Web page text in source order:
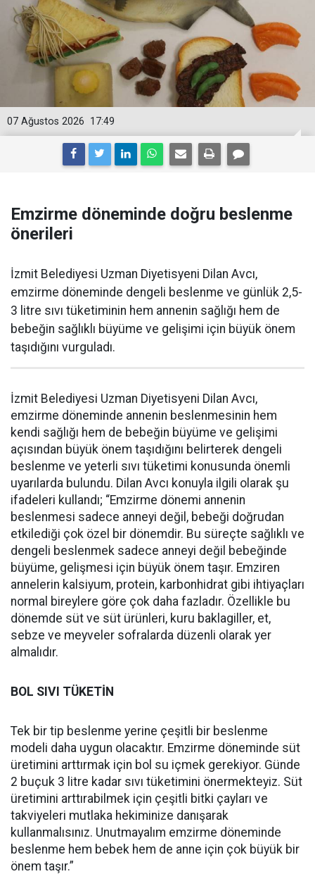
17:49
07 Ağustos 2026
Emzirme döneminde doğru beslenme
önerileri
İzmit Belediyesi Uzman Diyetisyeni Dilan Avcı,
emzirme döneminde dengeli beslenme ve günlük 2,5-
3 litre sıvı tüketiminin hem annenin sağlığı hem de
bebeğin sağlıklı büyüme ve gelişimi için büyük önem
taşıdığını vurguladı.
İzmit Belediyesi Uzman Diyetisyeni Dilan Avcı,
emzirme döneminde annenin beslenmesinin hem
kendi sağlığı hem de bebeğin büyüme ve gelişimi
açısından büyük önem taşıdığını belirterek dengeli
beslenme ve yeterli sıvı tüketimi konusunda önemli
uyarılarda bulundu. Dilan Avcı konuyla ilgili olarak şu
ifadeleri kullandı; “Emzirme dönemi annenin
beslenmesi sadece anneyi değil, bebeği doğrudan
etkilediği çok özel bir dönemdir. Bu süreçte sağlıklı ve
dengeli beslenmek sadece anneyi değil bebeğinde
büyüme, gelişmesi için büyük önem taşır. Emziren
annelerin kalsiyum, protein, karbonhidrat gibi ihtiyaçları
normal bireylere göre çok daha fazladır. Özellikle bu
dönemde süt ve süt ürünleri, kuru baklagiller, et,
sebze ve meyveler sofralarda düzenli olarak yer
almalıdır.
BOL SIVI TÜKETİN
Tek bir tip beslenme yerine çeşitli bir beslenme
modeli daha uygun olacaktır. Emzirme döneminde süt
üretimini arttırmak için bol su içmek gerekiyor. Günde
2 buçuk 3 litre kadar sıvı tüketimini önermekteyiz. Süt
üretimini arttırabilmek için çeşitli bitki çayları ve
takviyeleri mutlaka hekiminize danışarak
kullanmalısınız. Unutmayalım emzirme döneminde
beslenme hem bebek hem de anne için çok büyük bir
önem taşır.”